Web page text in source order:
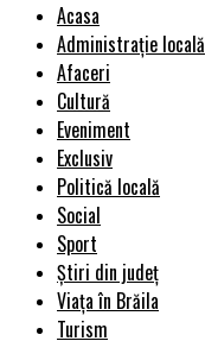
Acasa
Administrație locală
Afaceri
Cultură
Eveniment
Exclusiv
Politică locală
Social
Sport
Știri din județ
Viața în Brăila
Turism